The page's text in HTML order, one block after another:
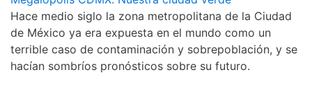
Hace medio siglo la zona metropolitana de la Ciudad
de México ya era expuesta en el mundo como un
terrible caso de contaminación y sobrepoblación, y se
hacían sombríos pronósticos sobre su futuro.